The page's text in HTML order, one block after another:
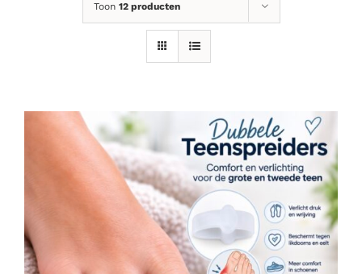
Toon 12 producten